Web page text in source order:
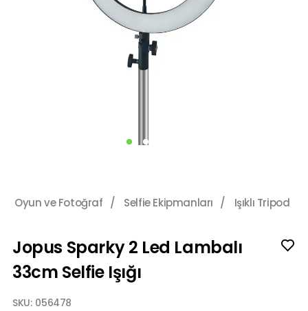
Oyun ve Fotoğraf / Selfie Ekipmanları / Işıklı Tripod
Jopus Sparky 2 Led Lambalı
33cm Selfie Işığı
SKU: 056478